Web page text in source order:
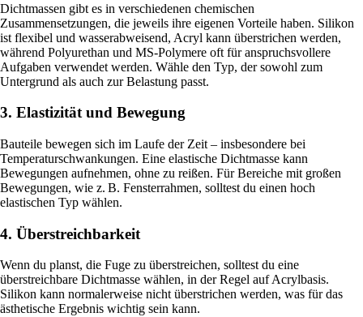
Dichtmassen gibt es in verschiedenen chemischen
Zusammensetzungen, die jeweils ihre eigenen Vorteile haben. Silikon
ist flexibel und wasserabweisend, Acryl kann überstrichen werden,
während Polyurethan und MS-Polymere oft für anspruchsvollere
Aufgaben verwendet werden. Wähle den Typ, der sowohl zum
Untergrund als auch zur Belastung passt.
3. Elastizität und Bewegung
Bauteile bewegen sich im Laufe der Zeit – insbesondere bei
Temperaturschwankungen. Eine elastische Dichtmasse kann
Bewegungen aufnehmen, ohne zu reißen. Für Bereiche mit großen
Bewegungen, wie z. B. Fensterrahmen, solltest du einen hoch
elastischen Typ wählen.
4. Überstreichbarkeit
Wenn du planst, die Fuge zu überstreichen, solltest du eine
überstreichbare Dichtmasse wählen, in der Regel auf Acrylbasis.
Silikon kann normalerweise nicht überstrichen werden, was für das
ästhetische Ergebnis wichtig sein kann.